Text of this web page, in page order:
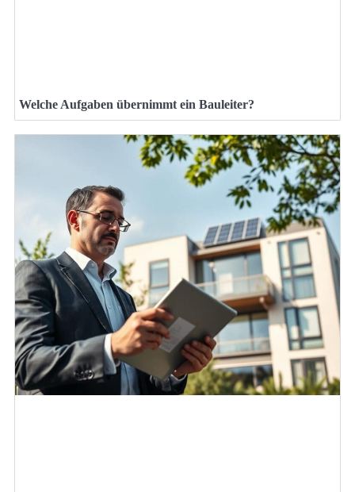
Welche Aufgaben übernimmt ein Bauleiter?